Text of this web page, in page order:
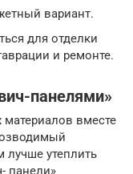
вариант.
для отделки
и ремонте.
панелями»
вместе
лучше утеплить
панели»